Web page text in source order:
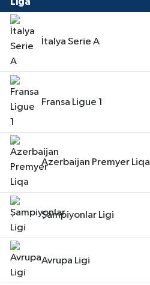
İtalya Serie A
Fransa Ligue 1
Azerbaijan Premyer Liqa
Şampiyonlar Ligi
Avrupa Ligi